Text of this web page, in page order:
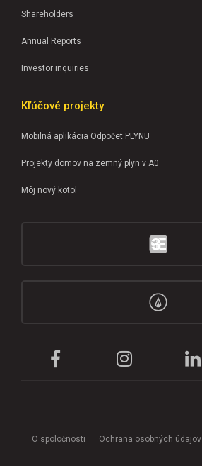
Shareholders
Annual Reports
Investor inquiries
Kľúčové projekty
Mobilná aplikácia Odpočet PLYNU
Projekty domov na zemný plyn v A0
Môj nový kotol
O spoločnosti Ochrana osobných údajov